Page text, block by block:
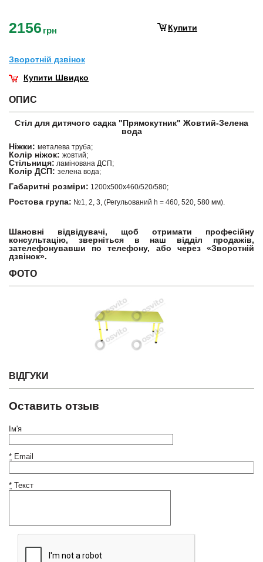
2156 грн Купити
Зворотнiй дзвiнок
Купити Швидко
ОПИС
Стіл для дитячого садка "Прямокутник" Жовтий-Зелена
вода
Ніжки: металева труба;
Колір ніжок: жовтий;
Стільниця: ламінована ДСП;
Колір ДСП: зелена вода;
Габаритні розміри: 1200х500х460/520/580;
Ростова група: №1, 2, 3, (Регульований h = 460, 520, 580 мм).
Шановні відвідувачі, щоб отримати професійну
консультацію, зверніться в наш відділ продажів,
зателефонувавши по телефону, або через «Зворотній
дзвінок».
ФОТО
ВІДГУКИ
Оставить отзыв
Ім'я
* Email
* Текст